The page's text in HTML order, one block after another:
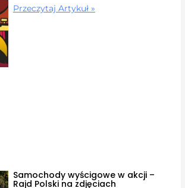
Przeczytaj Artykuł »
Samochody wyścigowe w akcji –
Rajd Polski na zdjęciach